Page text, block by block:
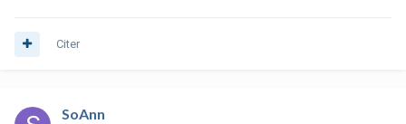
Citer
SoAnn